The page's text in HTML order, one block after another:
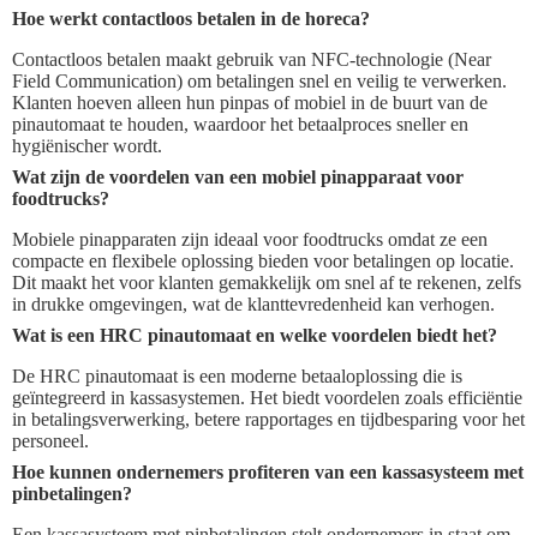
Hoe werkt contactloos betalen in de horeca?
Contactloos betalen maakt gebruik van NFC-technologie (Near
Field Communication) om betalingen snel en veilig te verwerken.
Klanten hoeven alleen hun pinpas of mobiel in de buurt van de
pinautomaat te houden, waardoor het betaalproces sneller en
hygiënischer wordt.
Wat zijn de voordelen van een mobiel pinapparaat voor
foodtrucks?
Mobiele pinapparaten zijn ideaal voor foodtrucks omdat ze een
compacte en flexibele oplossing bieden voor betalingen op locatie.
Dit maakt het voor klanten gemakkelijk om snel af te rekenen, zelfs
in drukke omgevingen, wat de klanttevredenheid kan verhogen.
Wat is een HRC pinautomaat en welke voordelen biedt het?
De HRC pinautomaat is een moderne betaaloplossing die is
geïntegreerd in kassasystemen. Het biedt voordelen zoals efficiëntie
in betalingsverwerking, betere rapportages en tijdbesparing voor het
personeel.
Hoe kunnen ondernemers profiteren van een kassasysteem met
pinbetalingen?